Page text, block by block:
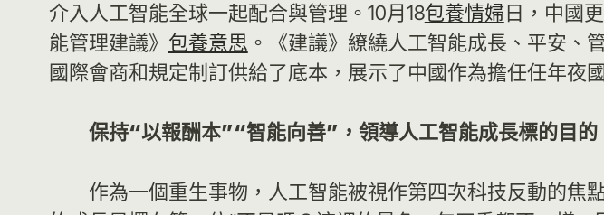
介入人工智能全球一起配合與管理。10月18包養情婦日，中國
能管理建議》 包養意思 。《建議》繚繞人工智能成長、平安、
國際會商和規定制訂供給了底本，展示了中國作為擔任任年夜
保持“以報酬本”“智能向善”，領導人工智能成長標的目的
作為一個重生事物，人工智能被視作第四次科技反動的焦